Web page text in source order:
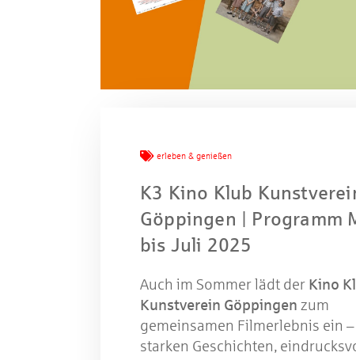
erleben & genießen
K3 Kino Klub
Göppingen | Programm
bis Juli 2025
Auch im Sommer lädt der Kino
Kunstverein Göppingen zum
gemeinsamen Filmerlebnis ein
starken Geschichten,